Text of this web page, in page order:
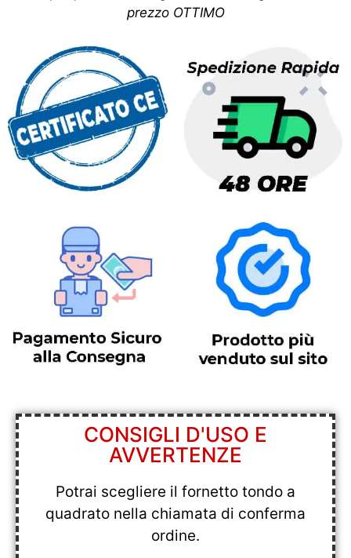
prezzo OTTIMO
CONSIGLI D'USO E
AVVERTENZE
Potrai scegliere il fornetto tondo a
quadrato nella chiamata di conferma
ordine.